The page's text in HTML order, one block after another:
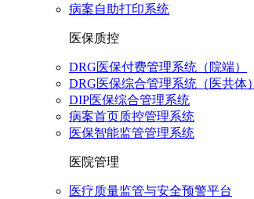
病案自助打印系统
医保质控
DRG医保付费管理系统（院端）
DRG医保综合管理系统（医共体）
DIP医保综合管理系统
病案首页质控管理系统
医保智能监管管理系统
医院管理
医疗质量监管与安全预警平台